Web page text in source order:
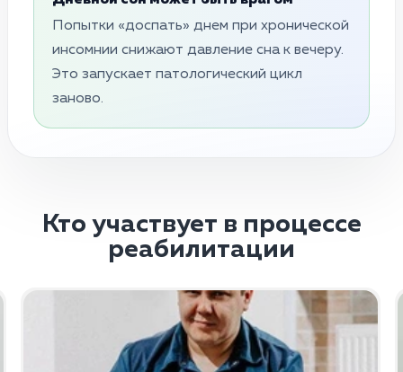
Попытки «доспать» днем при хронической
инсомнии снижают давление сна к вечеру.
Это запускает патологический цикл
заново.
Кто участвует в процессе
реабилитации